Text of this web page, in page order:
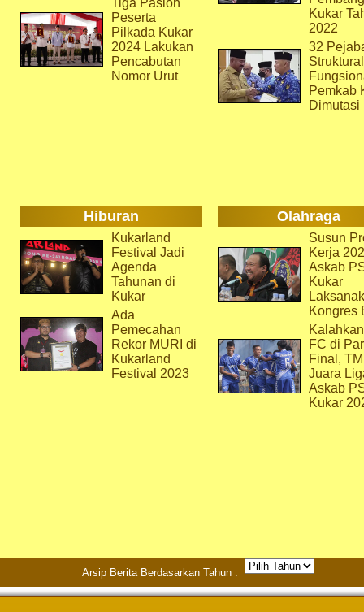
Tiga Paslon
Peserta
Pilkada Kukar
2024 Lakukan
Pencabutan
Nomor Urut
Kukar
2022
32
Pemkab
Dimutasi
Hiburan Olahraga
Kukarland
Festival Jadi
Agenda
Tahunan di
Kukar
Ada
Pemecahan
Rekor MURI di
Kukarland
Festival 2023
Susun
Kerja
Askab
Kukar
Kongres
FC di
Final,
Juara
Askab
Kukar
Arsip Berita Berdasarkan Tahun :